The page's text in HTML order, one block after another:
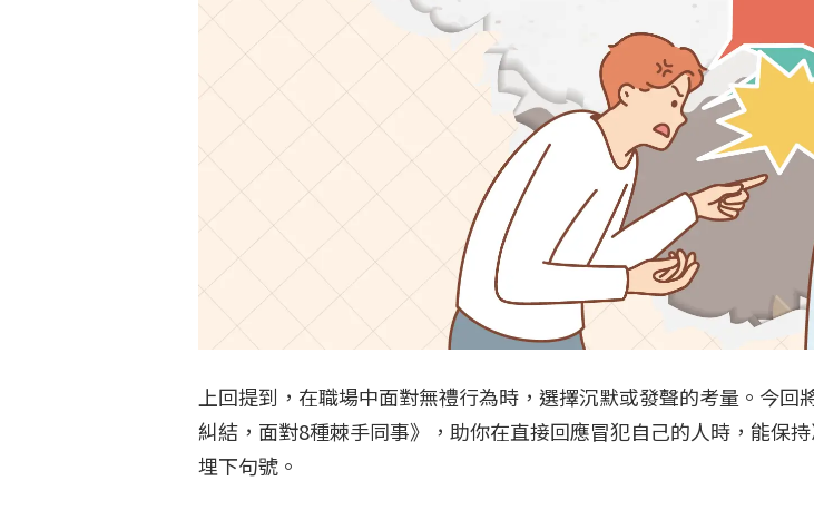
上回提到，在職場中面對無禮行為時，選擇沉默或發聲的考量。今
糾結，面對8種棘手同事》，助你在直接回應冒犯自己的人時，能保
埋下句號。